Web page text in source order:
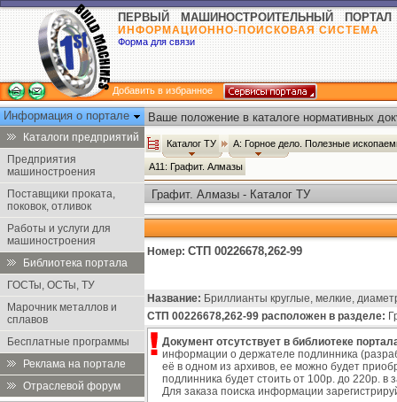
ПЕРВЫЙ МАШИНОСТРОИТЕЛЬНЫЙ ПОРТАЛ
ИНФОРМАЦИОННО-ПОИСКОВАЯ СИСТЕМА
Форма для связи
Добавить в избранное
Информация о портале
Каталоги предприятий
Предприятия
машиностроения
Поставщики проката,
поковок, отливок
Работы и услуги для
машиностроения
Библиотека портала
ГОСТы, ОСТы, ТУ
Марочник металлов и
сплавов
Бесплатные программы
Реклама на портале
Отраслевой форум
Ваше положение в каталоге нормативных
Каталог ТУ А: Горное дело. Полезные
А11: Графит. Алмазы
Графит. Алмазы - Каталог ТУ
Номер: СТП 00226678,262-99
Название: Бриллианты круглые, мелкие,
СТП 00226678,262-99 расположен в разделе:
Документ отсутствует в библиотеке
информации о держателе подлинника
её в одном из архивов, ее можно будет
подлинника будет стоить от 100р. до 220р. в
Для заказа поиска информации